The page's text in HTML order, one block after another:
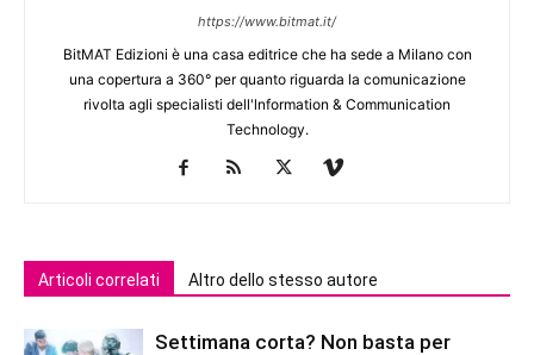
https://www.bitmat.it/
BitMAT Edizioni è una casa editrice che ha sede a Milano con
una copertura a 360° per quanto riguarda la comunicazione
rivolta agli specialisti dell'lnformation & Communication
Technology.
Articoli correlati Altro dello stesso autore
Settimana corta? Non basta per